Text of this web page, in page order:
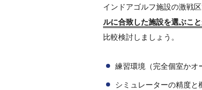
インドアゴルフ施設の激戦
ルに合致した施設を選ぶこ
比較検討しましょう。
練習環境（完全個室かオ
シミュレーターの精度と